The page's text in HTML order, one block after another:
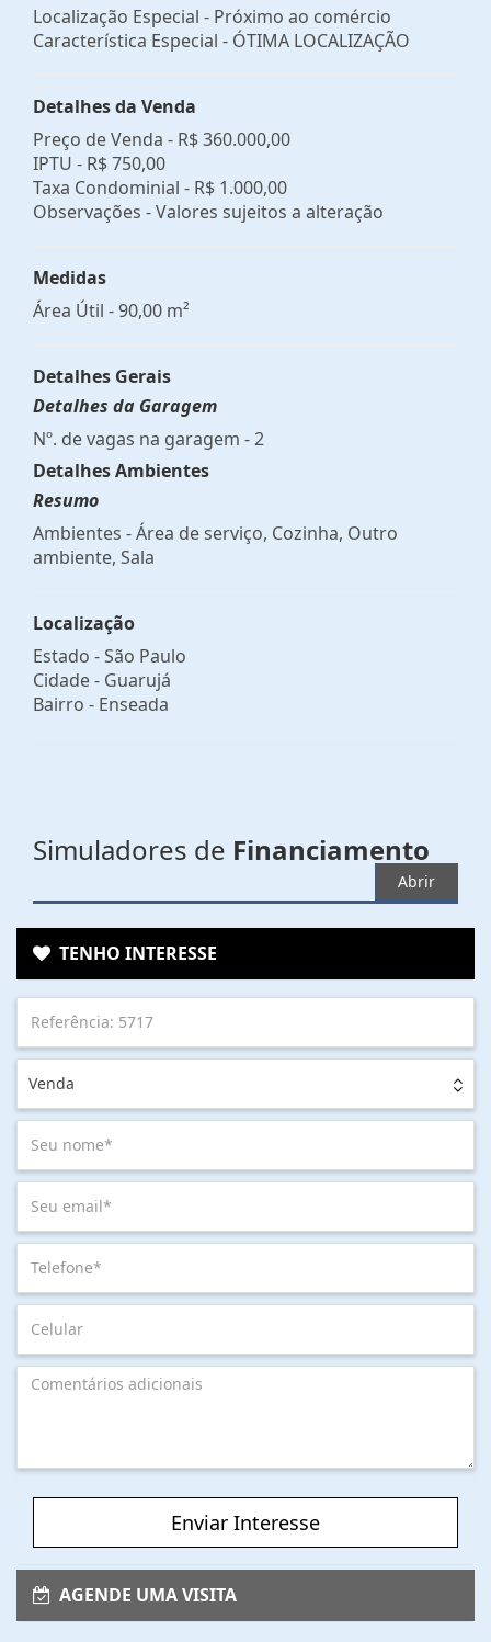
Localização Especial - Próximo ao comércio
Característica Especial - ÓTIMA LOCALIZAÇÃO
Detalhes da Venda
Preço de Venda - R$ 360.000,00
IPTU - R$ 750,00
Taxa Condominial - R$ 1.000,00
Observações - Valores sujeitos a alteração
Medidas
Área Útil - 90,00 m²
Detalhes Gerais
Detalhes da Garagem
Nº. de vagas na garagem - 2
Detalhes Ambientes
Resumo
Ambientes - Área de serviço, Cozinha, Outro
ambiente, Sala
Localização
Estado -São Paulo
Cidade - Guarujá
Bairro - Enseada
Simuladores de Financiamento
Abrir
TENHO INTERESSE
Venda
Enviar Interesse
AGENDE UMA VISITA